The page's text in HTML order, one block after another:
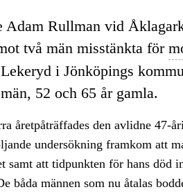
Adam Rullman vid
två män misstänkta för
i Jönköpings
52 och 65 år gamla.
åretpåträffades den avlidne 47-
undersökning framkom att
samt att tidpunkten för hans död
båda männen som nu åtalas